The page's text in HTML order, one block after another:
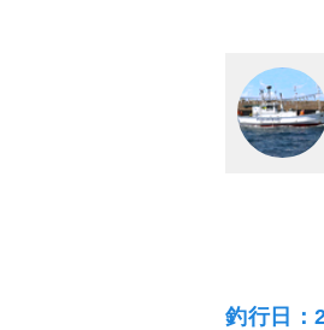
釣行日：